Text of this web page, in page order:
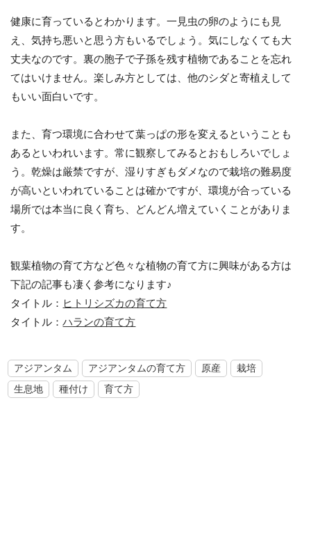
健康に育っているとわかります。一見虫の卵のようにも見
え、気持ち悪いと思う方もいるでしょう。気にしなくても大
丈夫なのです。裏の胞子で子孫を残す植物であることを忘れ
てはいけません。楽しみ方としては、他のシダと寄植えして
もいい面白いです。
また、育つ環境に合わせて葉っぱの形を変えるということも
あるといわれいます。常に観察してみるとおもしろいでしょ
う。乾燥は厳禁ですが、湿りすぎもダメなので栽培の難易度
が高いといわれていることは確かですが、環境が合っている
場所では本当に良く育ち、どんどん増えていくことがありま
す。
観葉植物の育て方など色々な植物の育て方に興味がある方は
下記の記事も凄く参考になります♪
タイトル： ヒトリシズカの育て方
タイトル：ハランの育て方
アジアンタム アジアンタムの育て方 原産
栽培
生息地
種付け 育て方